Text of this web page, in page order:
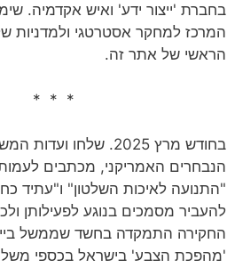
בחברת 'ייצור ידע' ואיש אקדמיה.
המרכז למחקר אסטרטגי ולמדניות
הראשי של אתר זה.
* * *
בחודש מרץ 2025. שלחו
הנבחרים האמריקני, מכתבים
"התנועה לאיכות השלטון" ו"עתיד
להעביר מסמכים בנוגע לפעילותן
החקירה התמקדה בחשד שממשל
'מהפכת הצבע' בישראל בכספי